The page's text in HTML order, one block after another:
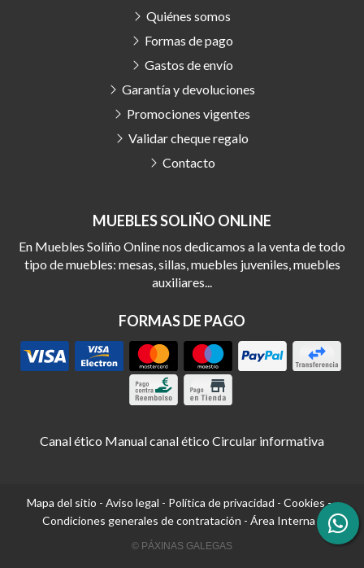
MUEBLES SOLIÑO ONLINE
En Muebles Soliño Online nos dedicamos a la venta de todo
tipo de muebles: mesas, sillas, muebles juveniles, muebles
auxiliares...
FORMAS DE PAGO
Quiénes somos
Formas de pago
Gastos de envío
Garantía y devoluciones
Promociones vigentes
Validar cheque regalo
Contacto
Canal ético Manual canal ético Circular informativa
Mapa del sitio - Aviso legal - Política de privacidad - Cookies-
Condiciones generales de contratación - Área Interna
© PÁXINAS GALEGAS